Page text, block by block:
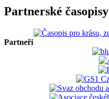
Partnerské časopisy
Partneři